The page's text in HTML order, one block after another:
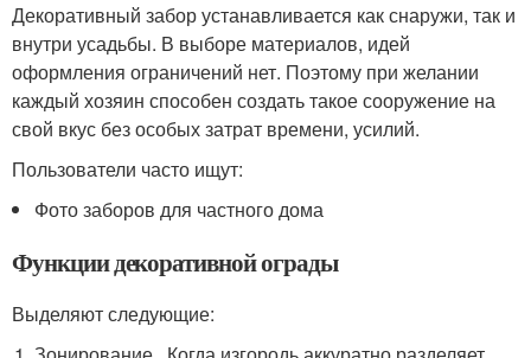
Декоративный забор устанавливается как снаружи, так и
внутри усадьбы. В выборе материалов, идей
оформления ограничений нет. Поэтому при желании
каждый хозяин способен создать такое сооружение на
свой вкус без особых затрат времени, усилий.
Пользователи часто ищут:
Фото заборов для частного дома
Функции декоративной ограды
Выделяют следующие: